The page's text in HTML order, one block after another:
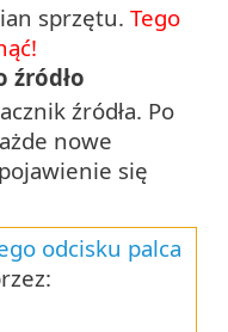
sprzętu. Tego
źródło
źródła. Po
nowe
się
odcisku palca